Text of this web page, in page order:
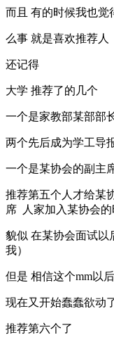
而且 有的时候我也觉
么事 就是喜欢推荐人
还记得
大学 推荐了的几个
一个是家教部某部部
两个先后成为学工导
一个是某协会的副主
推荐第五个人才给某
席 人家加入某协会的
貌似 在某协会面试以
我）
但是 相信这个mm以
现在又开始蠢蠢欲动
推荐第六个了